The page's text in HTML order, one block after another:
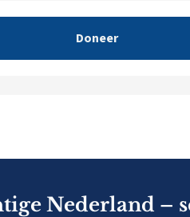
Doneer
Nederland –